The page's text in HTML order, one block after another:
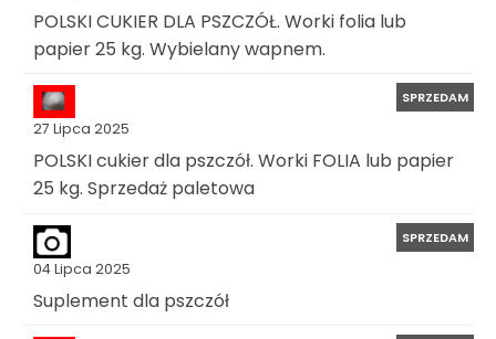
POLSKI CUKIER DLA PSZCZÓŁ. Worki folia lub
papier 25 kg. Wybielany wapnem.
27 Lipca 2025
SPRZEDAM
POLSKI cukier dla pszczół. Worki FOLIA lub papier
25 kg. Sprzedaż paletowa
04 Lipca 2025
SPRZEDAM
Suplement dla pszczół